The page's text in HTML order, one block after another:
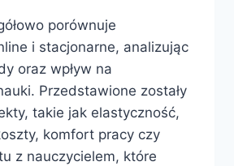
porównuje
i stacjonarne, analizując
oraz wpływ na
Przedstawione zostały
takie jak elastyczność,
komfort pracy czy
z nauczycielem, które